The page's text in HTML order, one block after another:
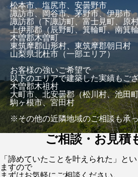
松本市、塩尻市、安曇野市
諏訪市、岡谷市、茅野市、伊那市
諏訪郡（下諏訪町、富士見町、原村
上伊那郡（辰野町、箕輪町、南箕
木曽郡木曽町
東筑摩郡山形村、東筑摩郡朝日村
山梨県北杜市（一部エリア）
お客様の強いご希望で
以下のエリアで建築した実績もご
木曽郡木祖村
大町市、北安曇郡（松川村、池田
駒ヶ根市、宮田村
※その他の近隣地域のご相談も承
ご相談・お見積
「諦めていたことを叶えられた」と
ますので
まずはお気軽にご相談ください。